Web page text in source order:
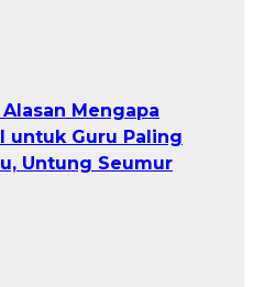
Mengapa
untuk Guru Paling
Untung Seumur